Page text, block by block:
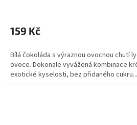
produktu
je
z
5
hvězdiček.
159 Kč
Bílá čokoláda s výraznou ovocnou chutí
ovoce. Dokonale vyvážená kombinace
exotické kyselosti, bez přidaného